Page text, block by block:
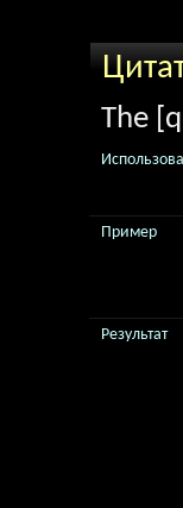
The
Пример
Результат